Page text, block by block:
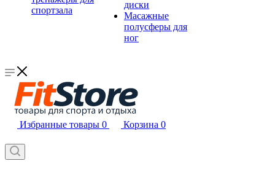
спортзала
диски
Масажные
полусферы для
ног
Избранные товары 0 Корзина 0